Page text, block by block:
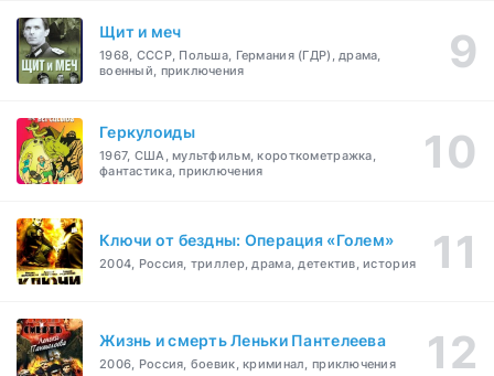
Щит и меч
1968, СССР, Польша, Германия (ГДР), драма,
военный, приключения
Геркулоиды
1967, США, мультфильм, короткометражка,
фантастика, приключения
Ключи от бездны: Операция «Голем»
2004, Россия, триллер, драма, детектив, история
Жизнь и смерть Леньки Пантелеева
2006, Россия, боевик, криминал, приключения